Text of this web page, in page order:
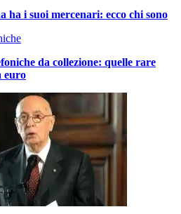
ha i suoi mercenari: ecco chi sono
da collezione: quelle rare
euro